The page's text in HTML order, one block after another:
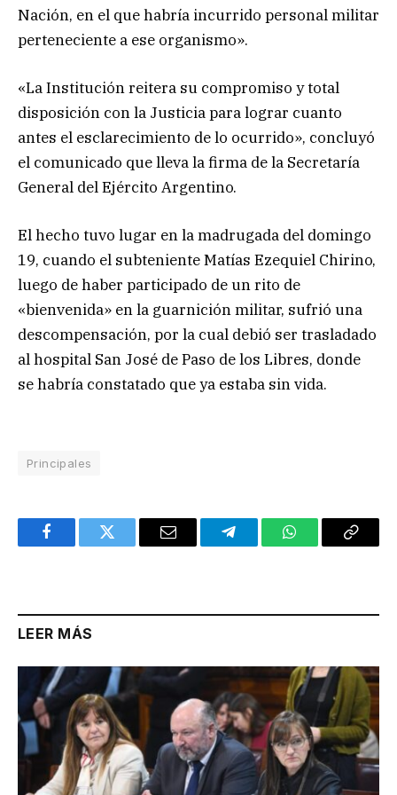
Nación, en el que habría incurrido personal militar
perteneciente a ese organismo».
«La Institución reitera su compromiso y total
disposición con la Justicia para lograr cuanto
antes el esclarecimiento de lo ocurrido», concluyó
el comunicado que lleva la firma de la Secretaría
General del Ejército Argentino.
El hecho tuvo lugar en la madrugada del domingo
19, cuando el subteniente Matías Ezequiel Chirino,
luego de haber participado de un rito de
«bienvenida» en la guarnición militar, sufrió una
descompensación, por la cual debió ser trasladado
al hospital San José de Paso de los Libres, donde
se habría constatado que ya estaba sin vida.
Principales
FacebookTwitter Email TelegramWhatsAppCopy
LEER MÁS